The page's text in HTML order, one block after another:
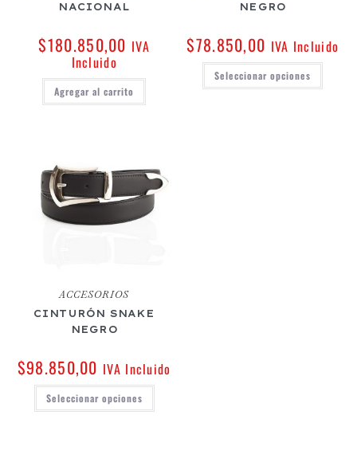
NACIONAL
$180.850,00 IVA
Incluido
Agregar al carrito
NEGRO
$78.850,00 IVA Incluido
Seleccionar opciones
ACCESORIOS
CINTURÓN SNAKE
NEGRO
$98.850,00 IVA Incluido
Seleccionar opciones